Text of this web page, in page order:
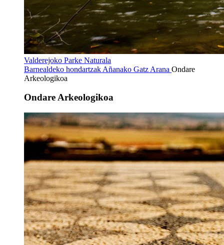
Valderejoko Parke Naturala
Barnealdeko hondartzak Añanako Gatz Arana Ondare
Arkeologikoa
Ondare Arkeologikoa